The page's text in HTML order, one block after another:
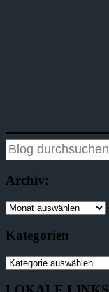
Blog
durchsuchen:
Archiv:
Archiv:
Kategorien
Kategorien